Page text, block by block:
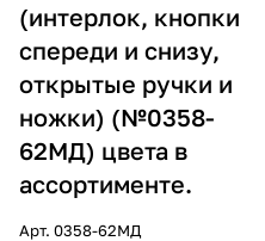
(интерлок, кнопки
спереди и снизу,
открытые ручки и
ножки) (№0358-
62МД) цвета в
ассортименте.
Арт. 0358-62МД